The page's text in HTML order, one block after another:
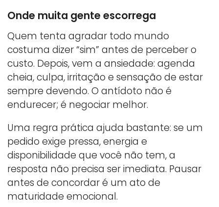
Onde muita gente escorrega
Quem tenta agradar todo mundo
costuma dizer “sim” antes de perceber o
custo. Depois, vem a ansiedade: agenda
cheia, culpa, irritação e sensação de estar
sempre devendo. O antídoto não é
endurecer; é negociar melhor.
Uma regra prática ajuda bastante: se um
pedido exige pressa, energia e
disponibilidade que você não tem, a
resposta não precisa ser imediata. Pausar
antes de concordar é um ato de
maturidade emocional.